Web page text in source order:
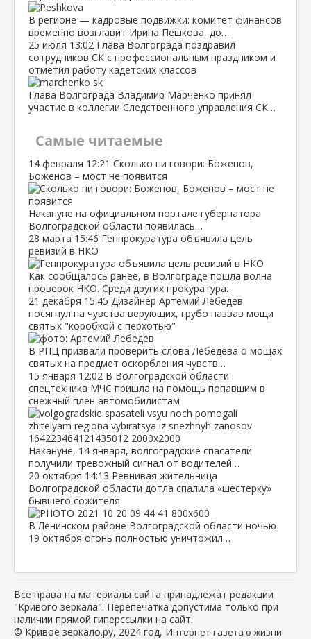
В регионе — кадровые подвижки: комитет финансов
временно возглавит Ирина Пешкова, до…
25 июля 13:02 Глава Волгограда поздравил
сотрудников СК с профессиональным праздником и
отметил работу кадетских классов
Глава Волгограда Владимир Марченко принял
участие в коллегии Следственного управления СК…
Самые читаемые
14 февраля 12:21 Сколько ни говори: Боженов,
Боженов – мост не появится
Накануне на официальном портале губернатора
Волгоградской области появилась…
28 марта 15:46 Генпрокуратура объявила цель
ревизий в НКО
Как сообщалось ранее, в Волгограде пошла волна
проверок НКО. Среди других прокуратура…
21 декабря 15:45 Дизайнер Артемий Лебедев
посягнул на чувства верующих, грубо назвав мощи
святых "коробкой с перхотью"
В РПЦ призвали проверить слова Лебедева о мощах
святых на предмет оскорбления чувств…
15 января 12:02 В Волгоградской области
спецтехника МЧС пришла на помощь попавшим в
снежный плен автомобилистам
Накануне, 14 января, волгоградские спасатели
получили тревожный сигнал от водителей…
20 октября 14:13 Ревнивая жительница
Волгоградской области дотла спалила «шестерку»
бывшего сожителя
В Ленинском районе Волгоградской области ночью
19 октября огонь полностью уничтожил…
Все права на материалы сайта принадлежат редакции
"Кривого зеркала". Перепечатка допустима только при
наличии прямой гиперссылки на сайт.
© Кривое зеркало.ру, 2024 год, Интернет-газета о жизни